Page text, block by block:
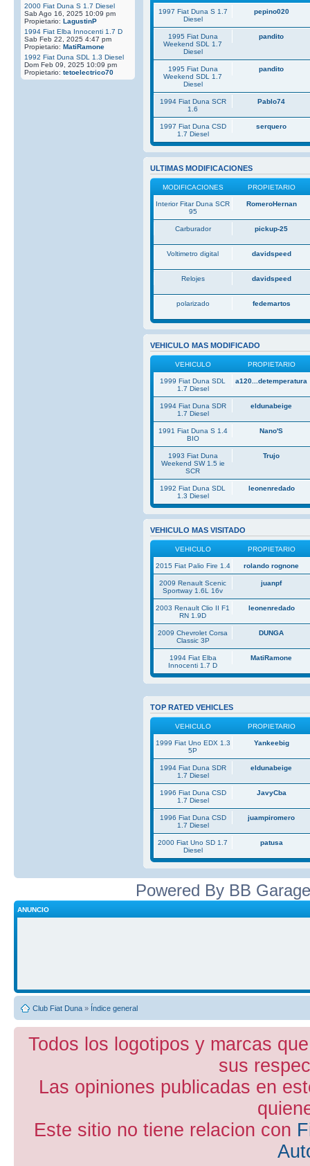
2000 Fiat Duna S 1.7 Diesel
Sab Ago 16, 2025 10:09 pm
Propietario: LagustinP
1994 Fiat Elba Innocenti 1.7 D
Sab Feb 22, 2025 4:47 pm
Propietario: MatiRamone
1992 Fiat Duna SDL 1.3 Diesel
Dom Feb 09, 2025 10:09 pm
Propietario: tetoelectrico70
1997 Fiat Duna S 1.7
Diesel
pepino020
1995 Fiat Duna
Weekend SDL 1.7
Diesel
pandito
1995 Fiat Duna
Weekend SDL 1.7
Diesel
pandito
1994 Fiat Duna SCR
1.6
Pablo74
1997 Fiat Duna CSD
1.7 Diesel
serquero
ULTIMAS MODIFICACIONES
MODIFICACIONES PROPIETARIO
Interior Fitar Duna SCR
95
RomeroHernan
Carburador pickup-25
Voltimetro digital davidspeed
Relojes davidspeed
polarizado fedemartos
VEHICULO MAS MODIFICADO
VEHICULO PROPIETARIO
1999 Fiat Duna SDL
1.7 Diesel
a120...detemperatura
1994 Fiat Duna SDR
1.7 Diesel
eldunabeige
1991 Fiat Duna S 1.4
BIO
Nano'S
1993 Fiat Duna
Weekend SW 1.5 ie
SCR
Trujo
1992 Fiat Duna SDL
1.3 Diesel
leonenredado
VEHICULO MAS VISITADO
VEHICULO PROPIETARIO
2015 Fiat Palio Fire 1.4 rolando rognone
2009 Renault Scenic
Sportway 1.6L 16v
juanpf
2003 Renault Clio II F1
RN 1.9D
leonenredado
2009 Chevrolet Corsa
Classic 3P
DUNGA
1994 Fiat Elba
Innocenti 1.7 D
MatiRamone
TOP RATED VEHICLES
VEHICULO PROPIETARIO
1999 Fiat Uno EDX 1.3
5P
Yankeebig
1994 Fiat Duna SDR
1.7 Diesel
eldunabeige
1996 Fiat Duna CSD
1.7 Diesel
JavyCba
1996 Fiat Duna CSD
1.7 Diesel
juampiromero
2000 Fiat Uno SD 1.7
Diesel
patusa
Powered By BB
ANUNCIO
Club Fiat Duna » Índice general
Todos los logotipos y marcas
sus
Las opiniones publicadas en
Este sitio no tiene relacion con